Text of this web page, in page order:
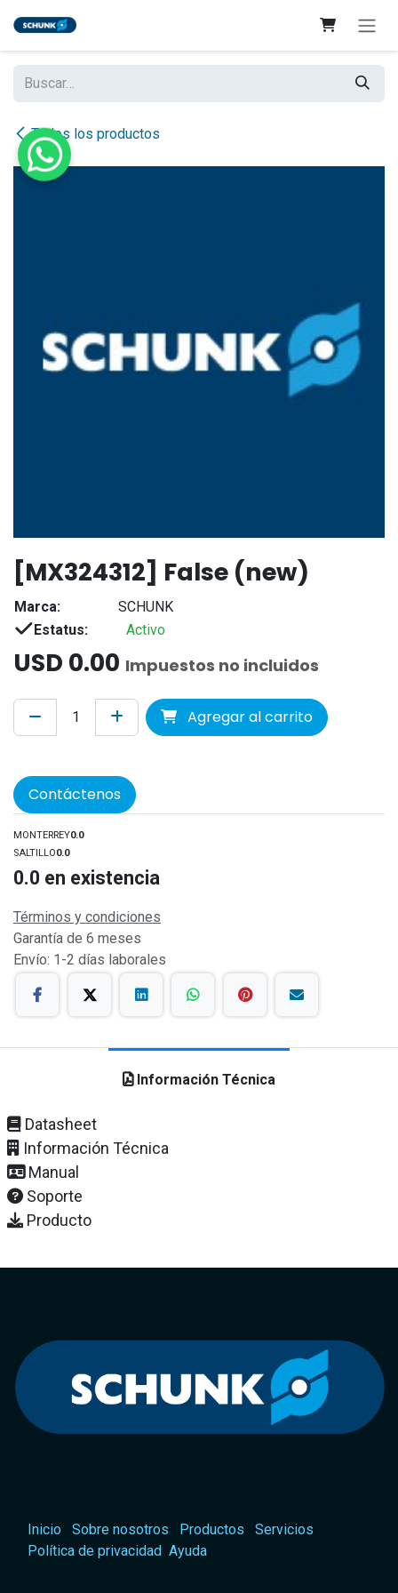
Todos los productos
[MX324312] False (new)
Marca:
SCHUNK
Estatus:
Activo
USD 0.00 Impuestos no incluidos
Agregar al carrito
Contáctenos
MONTERREY0.0
SALTILLO0.0
0.0 en existencia
Términos y condiciones
Garantía de 6 meses
Envío: 1-2 días laborales
Información Técnica
Datasheet
Información Técnica
Manual
Soporte
Producto
Inicio Sobre nosotros Productos
Servicios
Política de privacidad Ayuda